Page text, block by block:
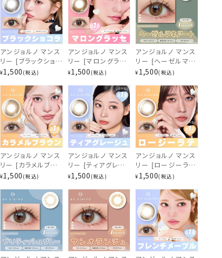
ぴゅあブルーグレー
ぴゅあブラウン
アンジョルノ マンス
リー [ブラックショコ
ラ] 1ヶ月 [2枚入]
1Month EC94764
¥1,500 税込
アンジョルノ マンス
リー [マロングラッ
セ] 1ヶ月 [2枚入]
1Month EC94734
¥1,500 税込
アンジョルノ マンス
リー [ヘーゼルマキ
アート] 1ヶ月 [2枚
1Month EC94704
¥ 1,500 税込
アンジョルノ マンス
リー [カラメルブラ
ウン] 1ヶ月 [2枚入]
1Month EC57783
¥1,500 税込
アンジョルノ マンス
リー [ティアグレー
ジュ] 1ヶ月 [2枚入]
1Month EC94390
¥1,500 税込
アンジョルノ マンス
リー [ロージーラテ]
1ヶ月 [2枚入] en
EC94360
¥ 1,500 税込